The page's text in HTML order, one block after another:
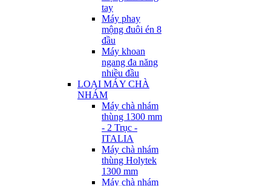
tay
Máy phay
mộng đuôi én 8
đầu
Máy khoan
ngang đa năng
nhiều đầu
LOẠI MÁY CHÀ
NHÁM
Máy chà nhám
thùng 1300 mm
- 2 Trục -
ITALIA
Máy chà nhám
thùng Holytek
1300 mm
Máy chà nhám